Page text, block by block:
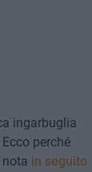
ingarbuglia
perché
in seguito